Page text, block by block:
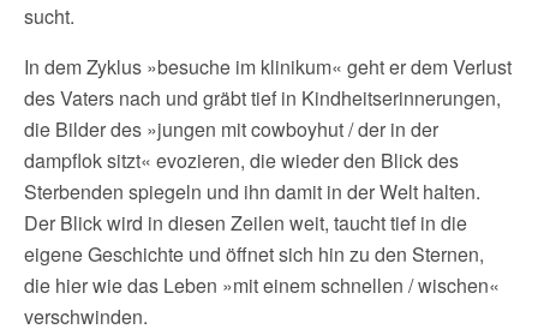
sucht.
In dem Zyklus »besuche im klinikum« geht er dem Verlust
des Vaters nach und gräbt tief in Kindheitserinnerungen,
die Bilder des »jungen mit cowboyhut / der in der
dampflok sitzt« evozieren, die wieder den Blick des
Sterbenden spiegeln und ihn damit in der Welt halten.
Der Blick wird in diesen Zeilen weit, taucht tief in die
eigene Geschichte und öffnet sich hin zu den Sternen,
die hier wie das Leben »mit einem schnellen / wischen«
verschwinden.